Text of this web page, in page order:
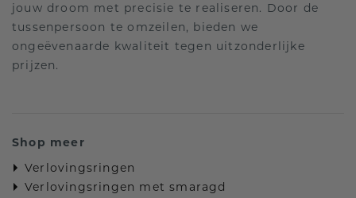
jouw droom met precisie te realiseren. Door de
tussenpersoon te omzeilen, bieden we
ongeëvenaarde kwaliteit tegen uitzonderlijke
prijzen.
Shop meer
Verlovingsringen
Verlovingsringen met smaragd